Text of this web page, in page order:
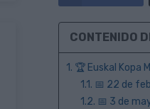
CONTENIDO
1. 🏆 Euskal Kopa
1.1. 📅 22 de
1.2. 📅 3 de